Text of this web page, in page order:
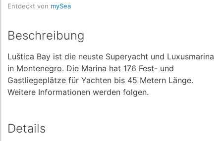
Entdeckt von mySea
Beschreibung
Luštica Bay ist die neuste Superyacht und Luxusmarina
in Montenegro. Die Marina hat 176 Fest- und
Gastliegeplätze für Yachten bis 45 Metern Länge.
Weitere Informationen werden folgen.
Details